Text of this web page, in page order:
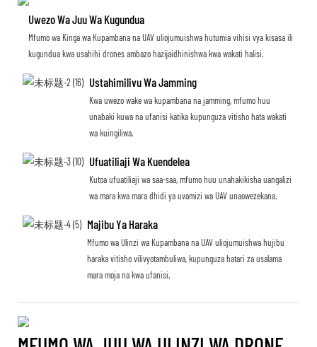
Uwezo Wa Juu Wa Kugundua
Mfumo wa Kinga wa Kupambana na UAV uliojumuishwa hutumia vihisi vya kisasa ili
kugundua kwa usahihi drones ambazo hazijaidhinishwa kwa wakati halisi.
Ustahimilivu Wa Jamming
Kwa uwezo wake wa kupambana na jamming, mfumo huu
unabaki kuwa na ufanisi katika kupunguza vitisho hata wakati
wa kuingiliwa.
Ufuatiliaji Wa Kuendelea
Kutoa ufuatiliaji wa saa-saa, mfumo huu unahakikisha uangalizi
wa mara kwa mara dhidi ya uvamizi wa UAV unaowezekana.
Majibu Ya Haraka
Mfumo wa Ulinzi wa Kupambana na UAV uliojumuishwa hujibu
haraka vitisho vilivyotambuliwa, kupunguza hatari za usalama
mara moja na kwa ufanisi.